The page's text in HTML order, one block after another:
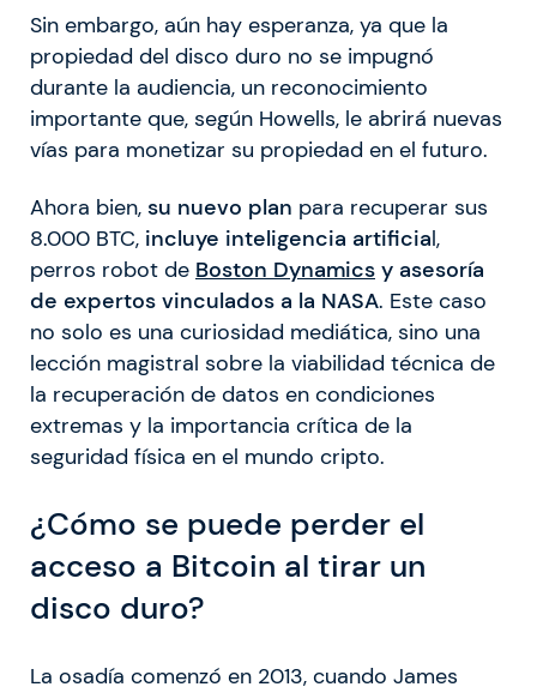
Sin embargo, aún hay esperanza, ya que la
propiedad del disco duro no se impugnó
durante la audiencia, un reconocimiento
importante que, según Howells, le abrirá nuevas
vías para monetizar su propiedad en el futuro.
Ahora bien, su nuevo plan para recuperar sus
8.000 BTC, incluye inteligencia artificial,
perros robot de Boston Dynamics y asesoría
de expertos vinculados a la NASA. Este caso
no solo es una curiosidad mediática, sino una
lección magistral sobre la viabilidad técnica de
la recuperación de datos en condiciones
extremas y la importancia crítica de la
seguridad física en el mundo cripto.
¿Cómo se puede perder el
acceso a Bitcoin al tirar un
disco duro?
La osadía comenzó en 2013, cuando James